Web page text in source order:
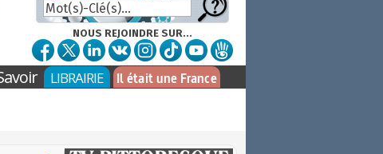
NOUS REJOINDRE SUR...
LIBRAIRIE Il était une France